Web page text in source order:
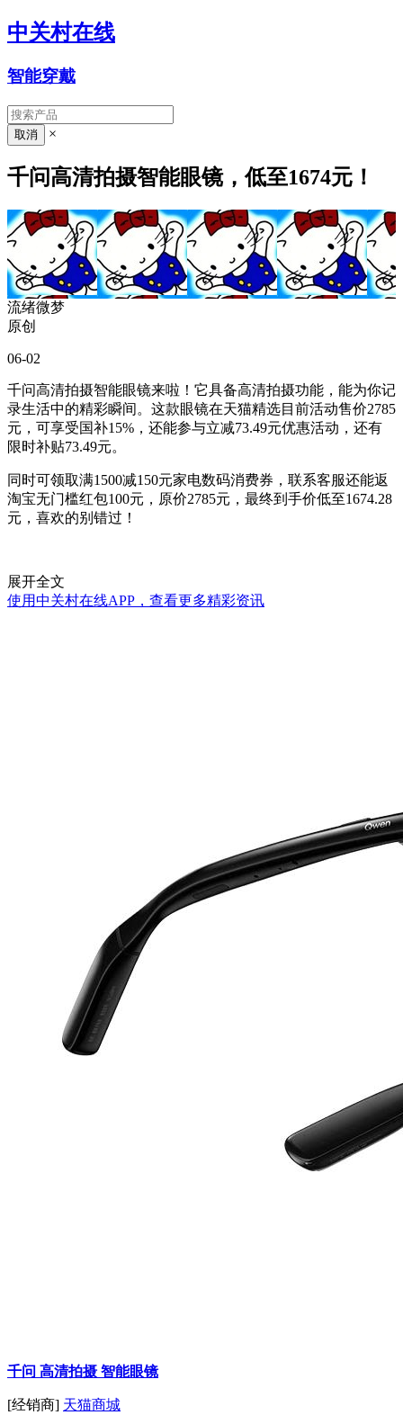
中关村在线
智能穿戴
×
千问高清拍摄智能眼镜，低至1674元！
流绪微梦
原创
06-02
千问高清拍摄智能眼镜来啦！它具备高清拍摄功能，能为你记
录生活中的精彩瞬间。这款眼镜在天猫精选目前活动售价2785
元，可享受国补15%，还能参与立减73.49元优惠活动，还有
限时补贴73.49元。
同时可领取满1500减150元家电数码消费券，联系客服还能返
淘宝无门槛红包100元，原价2785元，最终到手价低至1674.28
元，喜欢的别错过！
展开全文
使用中关村在线APP，查看更多精彩资讯
千问 高清拍摄 智能眼镜
[经销商] 天猫商城